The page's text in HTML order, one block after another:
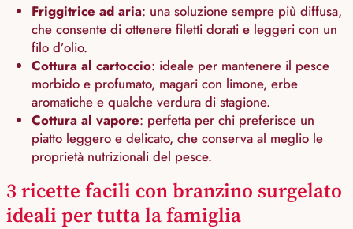
Friggitrice ad aria: una soluzione sempre più diffusa,
che consente di ottenere filetti dorati e leggeri con un
filo d’olio.
Cottura al cartoccio: ideale per mantenere il pesce
morbido e profumato, magari con limone, erbe
aromatiche e qualche verdura di stagione.
Cottura al vapore: perfetta per chi preferisce un
piatto leggero e delicato, che conserva al meglio le
proprietà nutrizionali del pesce.
3 ricette facili con branzino surgelato
ideali per tutta la famiglia